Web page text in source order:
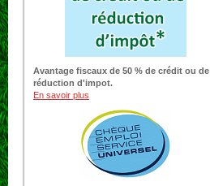
Avantage fiscaux de 50 % de crédit ou de
réduction d'impot.
En savoir plus